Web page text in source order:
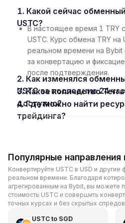
1. Какой сейчас обменный курс 1 TRY на
USTC?
В настоящее время 1 TRY
USTC. Курс обмена TRY на
реальном времени на Bybit
за конвертацию и
после подтверждения.
2. Как изменялся обменный курс TRY на
USTC за последние 24
3. Какое количество TerraClassicUSD
доступно?
4. Где можно найти ресурсы для изучения
трейдинга?
Популярные направления
Конвертируйте USTC в USD и
реальном времени. Благодаря
агрегированным на Bybit, вы можете
стоимость USTC и совершить
точных курсах и без скрытых
USTCto SGD